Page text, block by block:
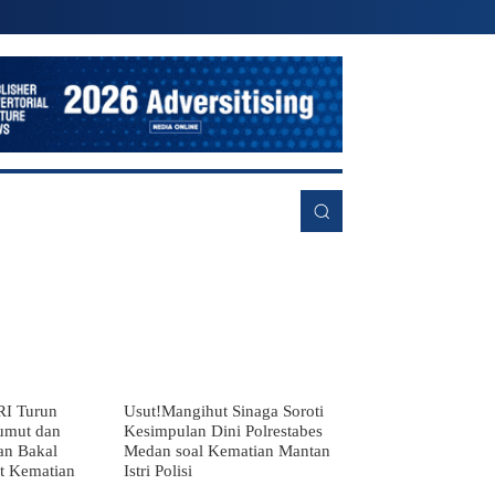
Turun
dan
Bakal
Kematian
Usut!Mangihut Sinaga Soroti
Kesimpulan Dini Polrestabes
Medan soal Kematian Mantan
Istri Polisi